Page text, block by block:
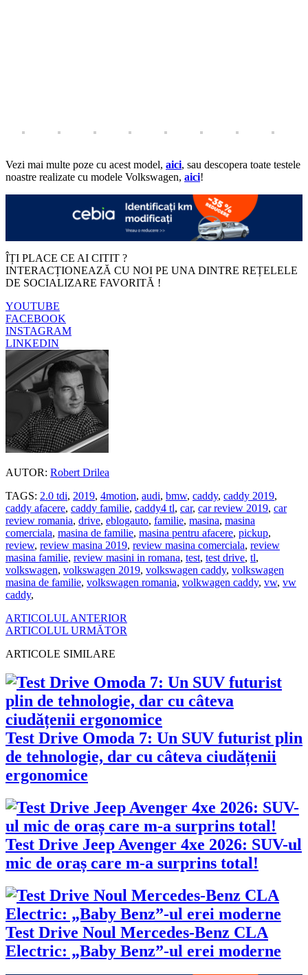
Vezi mai multe poze cu acest model, aici, sau descopera toate testele
noastre realizate cu modele Volkswagen, aici!
ÎȚI PLACE CE AI CITIT ?
INTERACȚIONEAZĂ CU NOI PE UNA DINTRE REȚELELE
DE SOCIALIZARE FAVORITĂ !
YOUTUBE
FACEBOOK
INSTAGRAM
LINKEDIN
AUTOR: Robert Drilea
TAGS: 2.0 tdi, 2019, 4motion, audi, bmw, caddy, caddy 2019,
caddy afacere, caddy familie, caddy4 tl, car, car review 2019, car
review romania, drive, eblogauto, familie, masina, masina
comerciala, masina de familie, masina pentru afacere, pickup,
review, review masina 2019, review masina comerciala, review
masina familie, review masini in romana, test, test drive, tl,
volkswagen, volkswagen 2019, volkswagen caddy, volkswagen
masina de familie, volkswagen romania, volkwagen caddy, vw, vw
caddy,
ARTICOLUL ANTERIOR
ARTICOLUL URMĂTOR
ARTICOLE SIMILARE
Test Drive Omoda 7: Un SUV futurist plin
de tehnologie, dar cu câteva ciudățenii
ergonomice
Test Drive Jeep Avenger 4xe 2026: SUV-ul
mic de oraș care m-a surprins total!
Test Drive Noul Mercedes-Benz CLA
Electric: „Baby Benz”-ul erei moderne